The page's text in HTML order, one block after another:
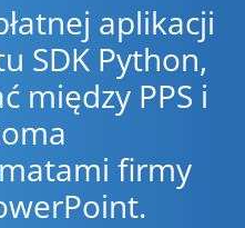
aplikacji
SDK Python,
między PPS i
firmy